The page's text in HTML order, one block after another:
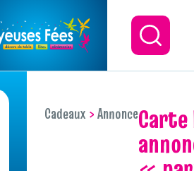
Cadeaux Annoncecarte ballon